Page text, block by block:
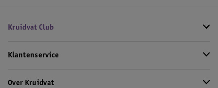
Kruidvat Club
Klantenservice
Over Kruidvat